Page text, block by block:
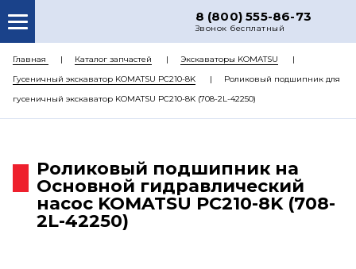
8 (800) 555-86-73
Звонок бесплатный
О НАС
КАТАЛОГ ЗАПЧАСТЕЙ
РЕМОНТ
ЦЕНЫ
КОНТАКТЫ
Главная Каталог запчастей
Экскаваторы KOMATSU
Гусеничный экскаватор KOMATSU PC210-8K
Роликовый подшипник для
гусеничный экскаватор KOMATSU PC210-8K (708-2L-42250)
Роликовый подшипник на
Основной гидравлический
насос KOMATSU PC210-8K (708-
2L-42250)